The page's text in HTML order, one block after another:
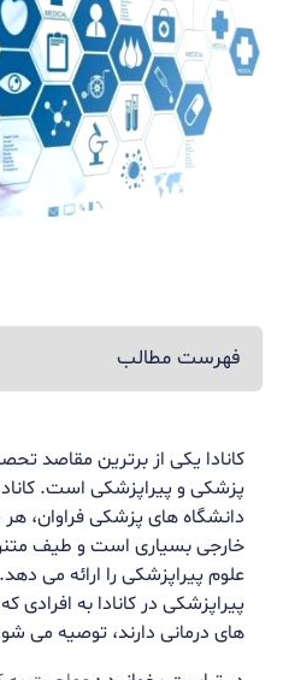
فهرست مطالب
کانادا یکی از برترین مقاصد
پزشکی و پیراپزشکی است. کانادا
دانشگاه های پزشکی فراوان،
خارجی بسیاری است و طیف
علوم پیراپزشکی را ارائه می
پیراپزشکی در کانادا به
های درمانی دارند، توصیه می